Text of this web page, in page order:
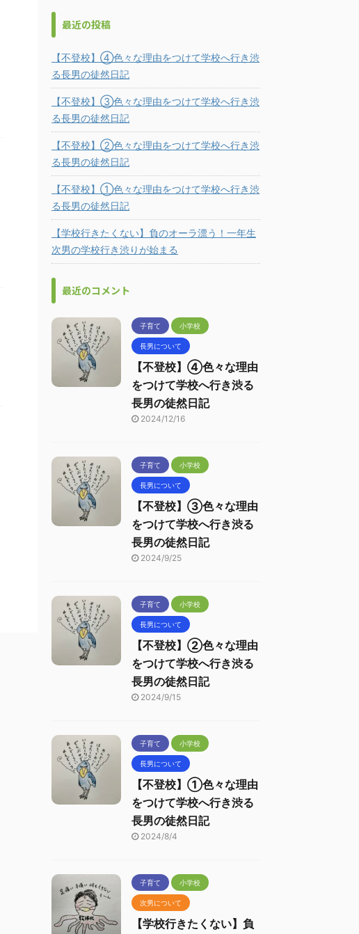
最近の投稿
【不登校】④色々な理由をつけて学校へ行き渋
る長男の徒然日記
【不登校】③色々な理由をつけて学校へ行き渋
る長男の徒然日記
【不登校】②色々な理由をつけて学校へ行き渋
る長男の徒然日記
【不登校】①色々な理由をつけて学校へ行き渋
る長男の徒然日記
【学校行きたくない】負のオーラ漂う！一年生
次男の学校行き渋りが始まる
最近のコメント
子育て 小学校
長男について
【不登校】④色々な理由
をつけて学校へ行き渋る
長男の徒然日記
2024/12/16
子育て 小学校
長男について
【不登校】③色々な理由
をつけて学校へ行き渋る
長男の徒然日記
2024/9/25
子育て 小学校
長男について
【不登校】②色々な理由
をつけて学校へ行き渋る
長男の徒然日記
2024/9/15
子育て 小学校
長男について
【不登校】①色々な理由
をつけて学校へ行き渋る
長男の徒然日記
2024/8/4
子育て 小学校
次男について
【学校行きたくない】負